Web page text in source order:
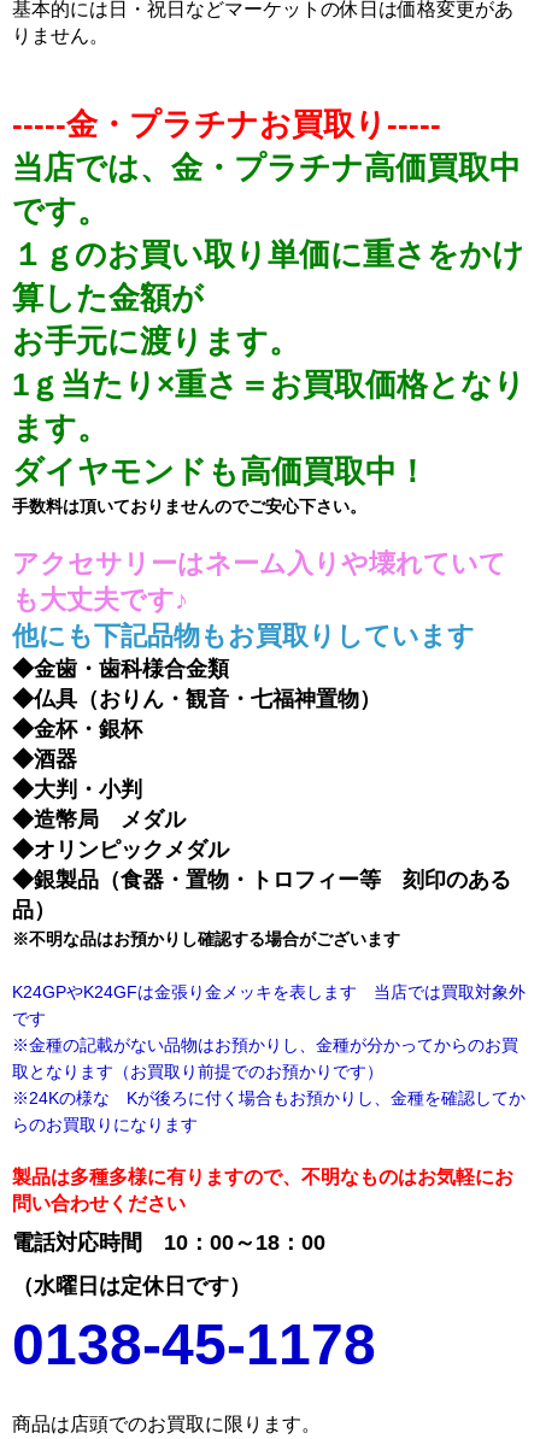
基本的には日・祝日などマーケットの休日は価格変更があ
りません。
-----金・プラチナお買取り-----
当店では、金・プラチナ高価買取中
です。
１ｇのお買い取り単価に重さをかけ
算した金額が
お手元に渡ります。
1ｇ当たり×重さ＝お買取価格となり
ます。
ダイヤモンドも高価買取中！
手数料は頂いておりませんのでご安心下さい。
アクセサリーはネーム入りや壊れていて
も大丈夫です♪
他にも下記品物もお買取りしています
◆金歯・歯科様合金類
◆仏具（おりん・観音・七福神置物）
◆金杯・銀杯
◆酒器
◆大判・小判
◆造幣局 メダル
◆オリンピックメダル
◆銀製品（食器・置物・トロフィー等 刻印のある
品）
※不明な品はお預かりし確認する場合がございます
K24GPやK24GFは金張り金メッキを表します 当店では買取対象外
です
※金種の記載がない品物はお預かりし、金種が分かってからのお買
取となります（お買取り前提でのお預かりです）
※24Kの様な Kが後ろに付く場合もお預かりし、金種を確認してか
らのお買取りになります
製品は多種多様に有りますので、不明なものはお気軽にお
問い合わせください
電話対応時間 10：00～18：00
（水曜日は定休日です）
0138-45-1178
商品は店頭でのお買取に限ります。